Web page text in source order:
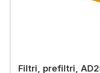
Filtri, prefiltri,